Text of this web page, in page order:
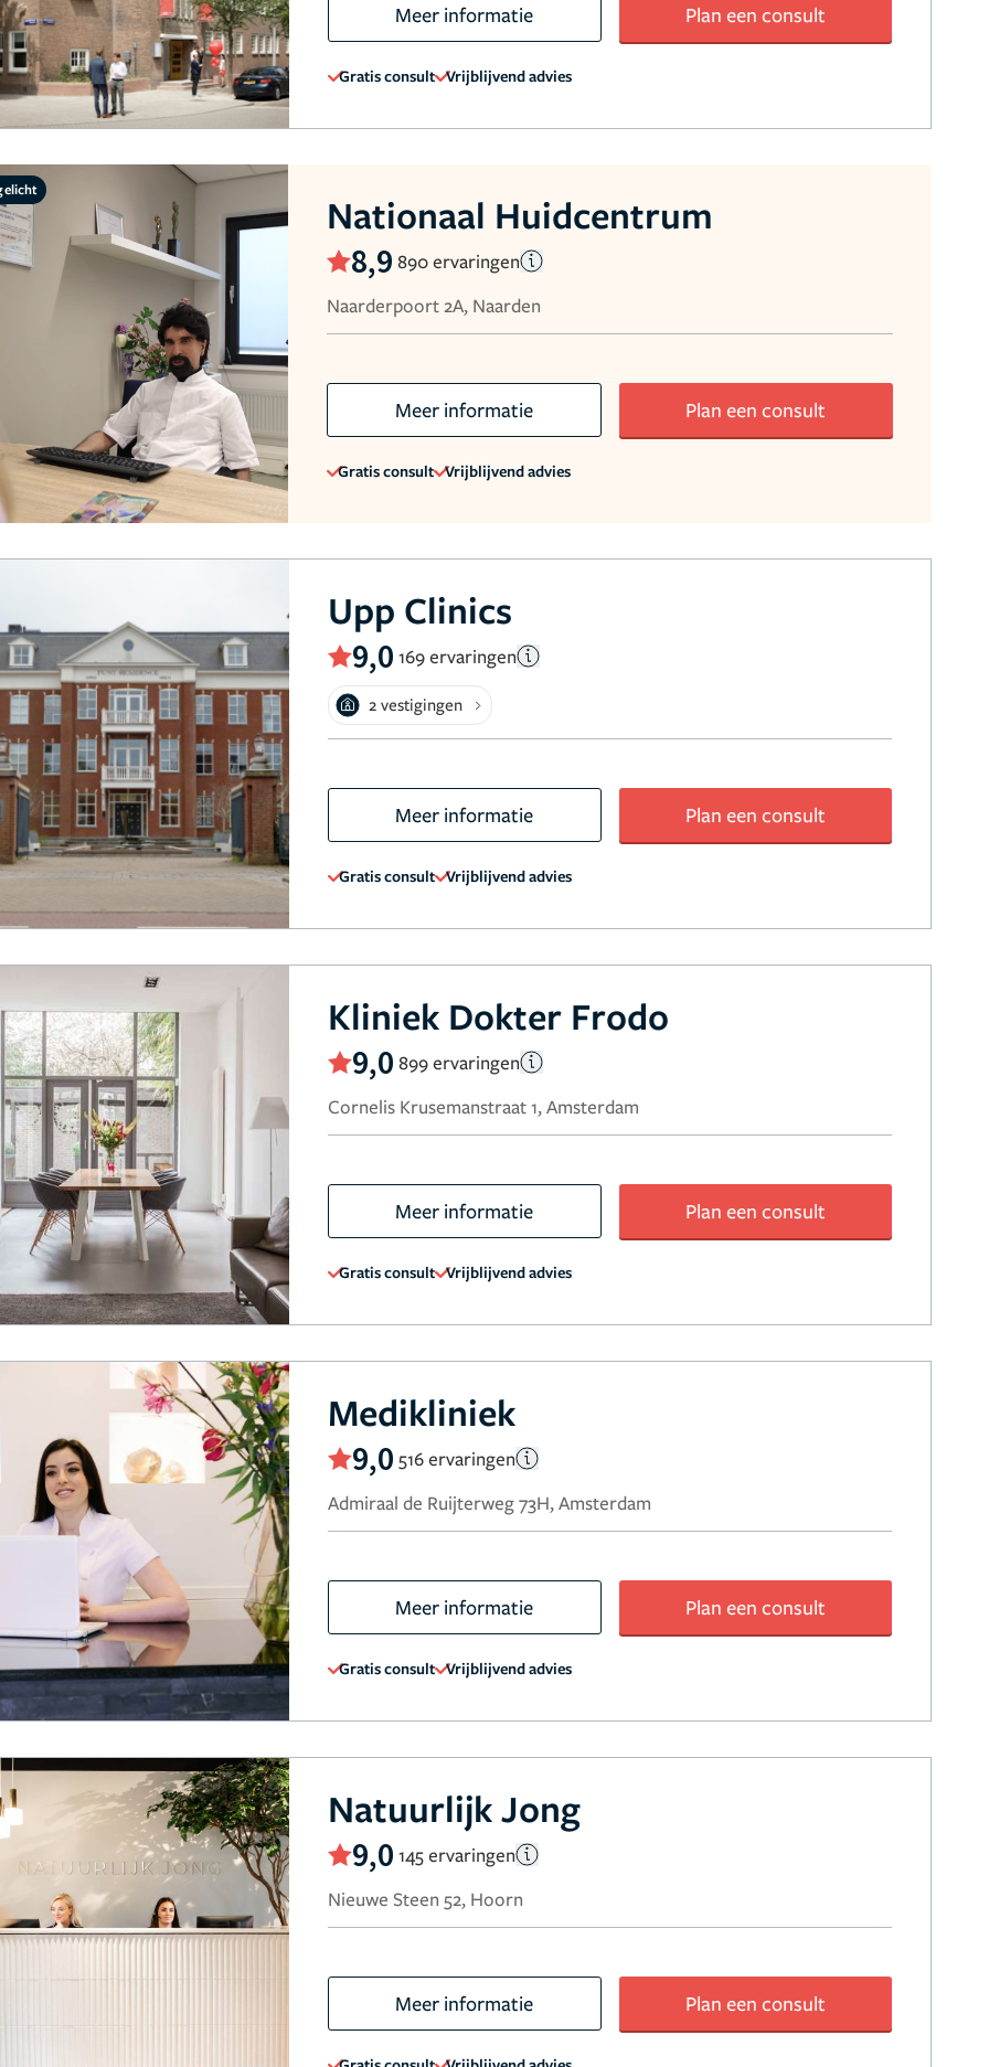
Meer informatie Plan een consult
Gratis consult Vrijblijvend advies
Nationaal Huidcentrum
8,9 890 ervaringen
Naarderpoort 2A, Naarden
Meer informatie Plan een consult
Gratis consult Vrijblijvend advies
Upp Clinics
9,0 169 ervaringen
2 vestigingen
Meer informatie Plan een consult
Gratis consult Vrijblijvend advies
Kliniek Dokter Frodo
9,0 899 ervaringen
Cornelis Krusemanstraat 1, Amsterdam
Meer informatie Plan een consult
Gratis consult Vrijblijvend advies
Medikliniek
9,0 516 ervaringen
Admiraal de Ruijterweg 73H, Amsterdam
Meer informatie Plan een consult
Gratis consult Vrijblijvend advies
Natuurlijk Jong
9,0 145 ervaringen
Nieuwe Steen 52, Hoorn
Meer informatie Plan een consult